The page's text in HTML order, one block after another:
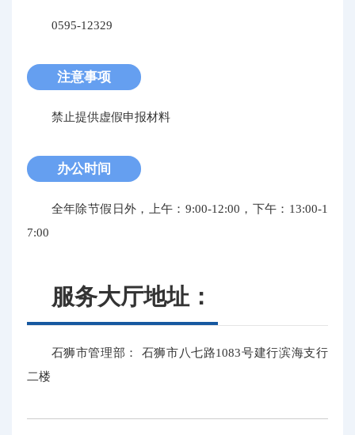
0595-12329
注意事项
禁止提供虚假申报材料
办公时间
全年除节假日外，上午：9:00-12:00，下午：13:00-1
7:00
服务大厅地址：
石狮市管理部： 石狮市八七路1083号建行滨海支行
二楼